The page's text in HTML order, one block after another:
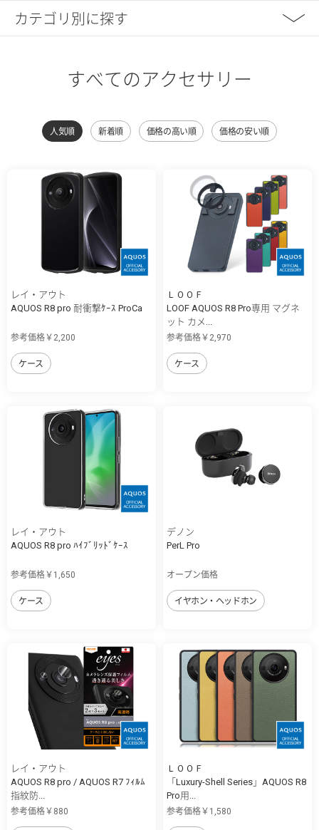
カテゴリ別に探す
すべてのアクセサリー
人気順 新着順 価格の高い順 価格の安い順
レイ・アウト
AQUOS R8 pro 耐衝撃ｹｰｽ ProCa
参考価格￥2,200
ケース
ＬＯＯＦ
LOOF AQUOS R8 Pro専用 マグネ
ット カメ...
参考価格￥2,970
ケース
レイ・アウト
AQUOS R8 pro ﾊｲﾌﾞﾘｯﾄﾞｹｰｽ
参考価格￥1,650
ケース
デノン
PerL Pro
オープン価格
イヤホン・ヘッドホン
レイ・アウト
AQUOS R8 pro / AQUOS R7 ﾌｨﾙﾑ
指紋防...
参考価格￥880
ＬＯＯＦ
「Luxury-Shell Series」AQUOS R8
Pro用...
参考価格￥1,580